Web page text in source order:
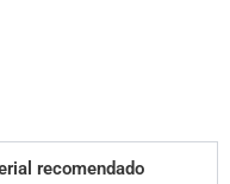
recomendado